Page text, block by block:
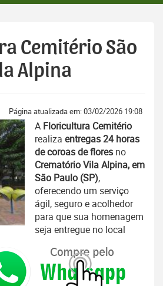
Cemitério São
Alpina
Página atualizada em: 03/02/2026 19:08
A Floricultura Cemitério
realiza entregas 24 horas
de coroas de flores no
Crematório Vila Alpina, em
São Paulo (SP),
oferecendo um serviço
ágil, seguro e acolhedor
para que sua homenagem
seja entregue no local